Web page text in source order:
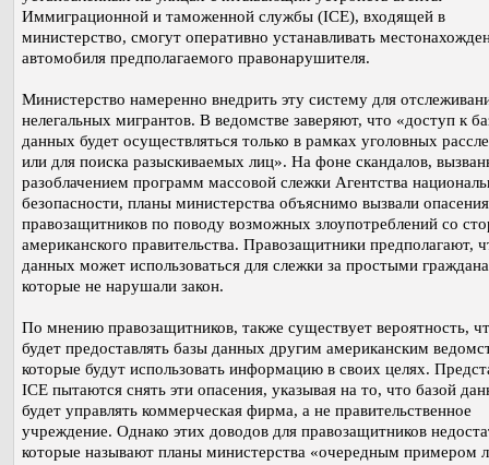
Иммиграционной и таможенной службы (ICE), входящей в
министерство, смогут оперативно устанавливать
автомобиля предполагаемого правонарушителя.
Министерство намеренно внедрить эту систему для
нелегальных мигрантов. В ведомстве заверяют, что «доступ к
данных будет осуществляться только в рамках уголовных
или для поиска разыскиваемых лиц». На фоне скандалов,
разоблачением программ массовой слежки Агентства
безопасности, планы министерства объяснимо вызвали
правозащитников по поводу возможных злоупотреблений со
американского правительства. Правозащитники предполагают,
данных может использоваться для слежки за простыми
которые не нарушали закон.
По мнению правозащитников, также существует вероятность,
будет предоставлять базы данных другим американским
которые будут использовать информацию в своих целях.
ICE пытаются снять эти опасения, указывая на то, что базой
будет управлять коммерческая фирма, а не правительственное
учреждение. Однако этих доводов для правозащитников
которые называют планы министерства «очередным примером